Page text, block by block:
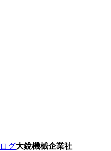
グ大銳機械企業社